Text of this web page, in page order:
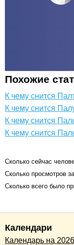
Похожие
К чему снится
К чему снится
К чему снится
К чему снится
Сколько сейчас
Сколько просмотров
Сколько всего было
Календари
Календарь на